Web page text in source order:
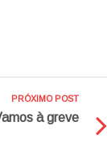
PRÓXIMO POST
à greve